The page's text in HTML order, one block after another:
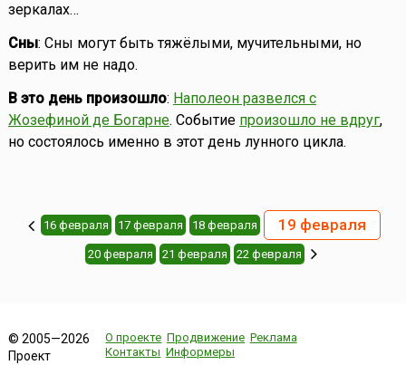
зеркалах…
Сны: Сны могут быть тяжёлыми, мучительными, но
верить им не надо.
В это день произошло: Наполеон развелся с
Жозефиной де Богарне. Событие произошло не вдруг,
но состоялось именно в этот день лунного цикла.
16 февраля 17 февраля 18 февраля 19 февраля
20 февраля 21 февраля 22 февраля
© 2005—2026
Проект
О проекте Продвижение Реклама
Контакты Информеры